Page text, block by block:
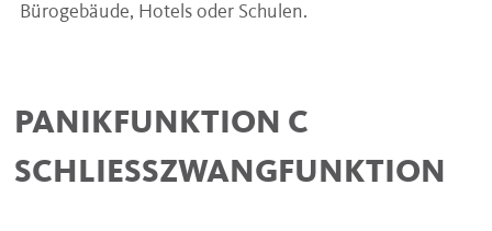
Bürogebäude, Hotels oder Schulen.
PANIKFUNKTION C
SCHLIESSZWANGFUNKTION